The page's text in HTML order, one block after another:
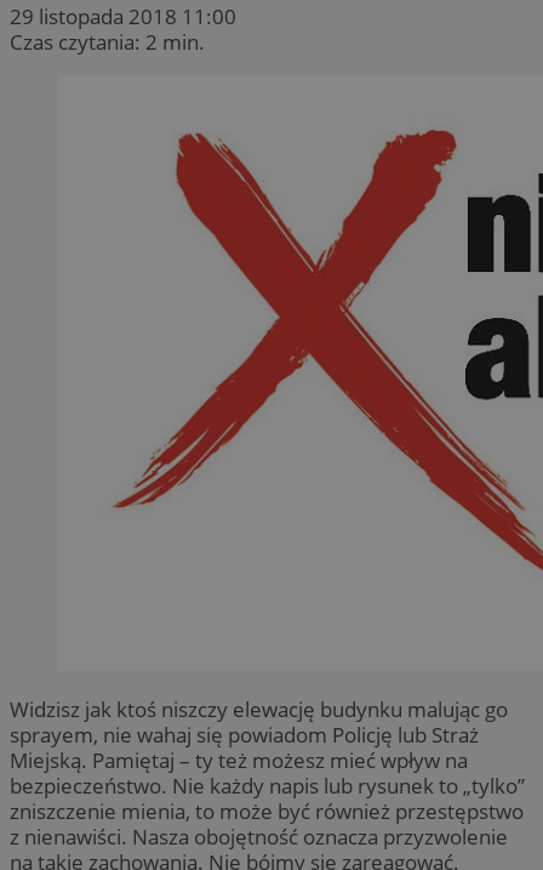
29 listopada 2018 11:00
Czas czytania: 2 min.
Widzisz jak ktoś niszczy elewację budynku malując go
sprayem, nie wahaj się powiadom Policję lub Straż
Miejską. Pamiętaj – ty też możesz mieć wpływ na
bezpieczeństwo. Nie każdy napis lub rysunek to „tylko”
zniszczenie mienia, to może być również przestępstwo
z nienawiści. Nasza obojętność oznacza przyzwolenie
na takie zachowania. Nie bójmy się zareagować.